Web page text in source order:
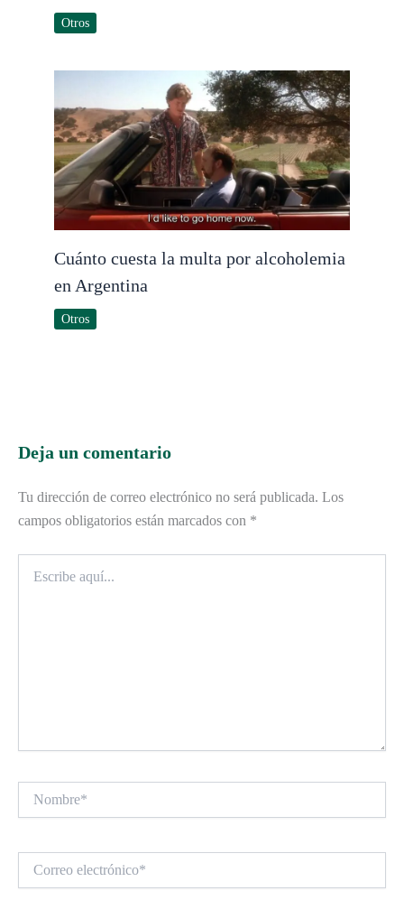
Otros
Cuánto cuesta la multa por alcoholemia
en Argentina
Otros
Deja un comentario
Tu dirección de correo electrónico no será publicada. Los
campos obligatorios están marcados con *
aquí...
electrónico*